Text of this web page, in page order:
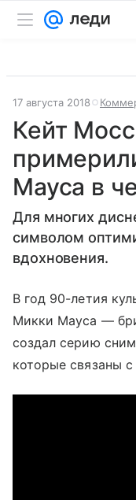
17 августа 2018
Кейт
Мауса в
Для многих
символом
вдохновения.
В год 90-летия
Микки Мауса —
создал серию
которые связаны